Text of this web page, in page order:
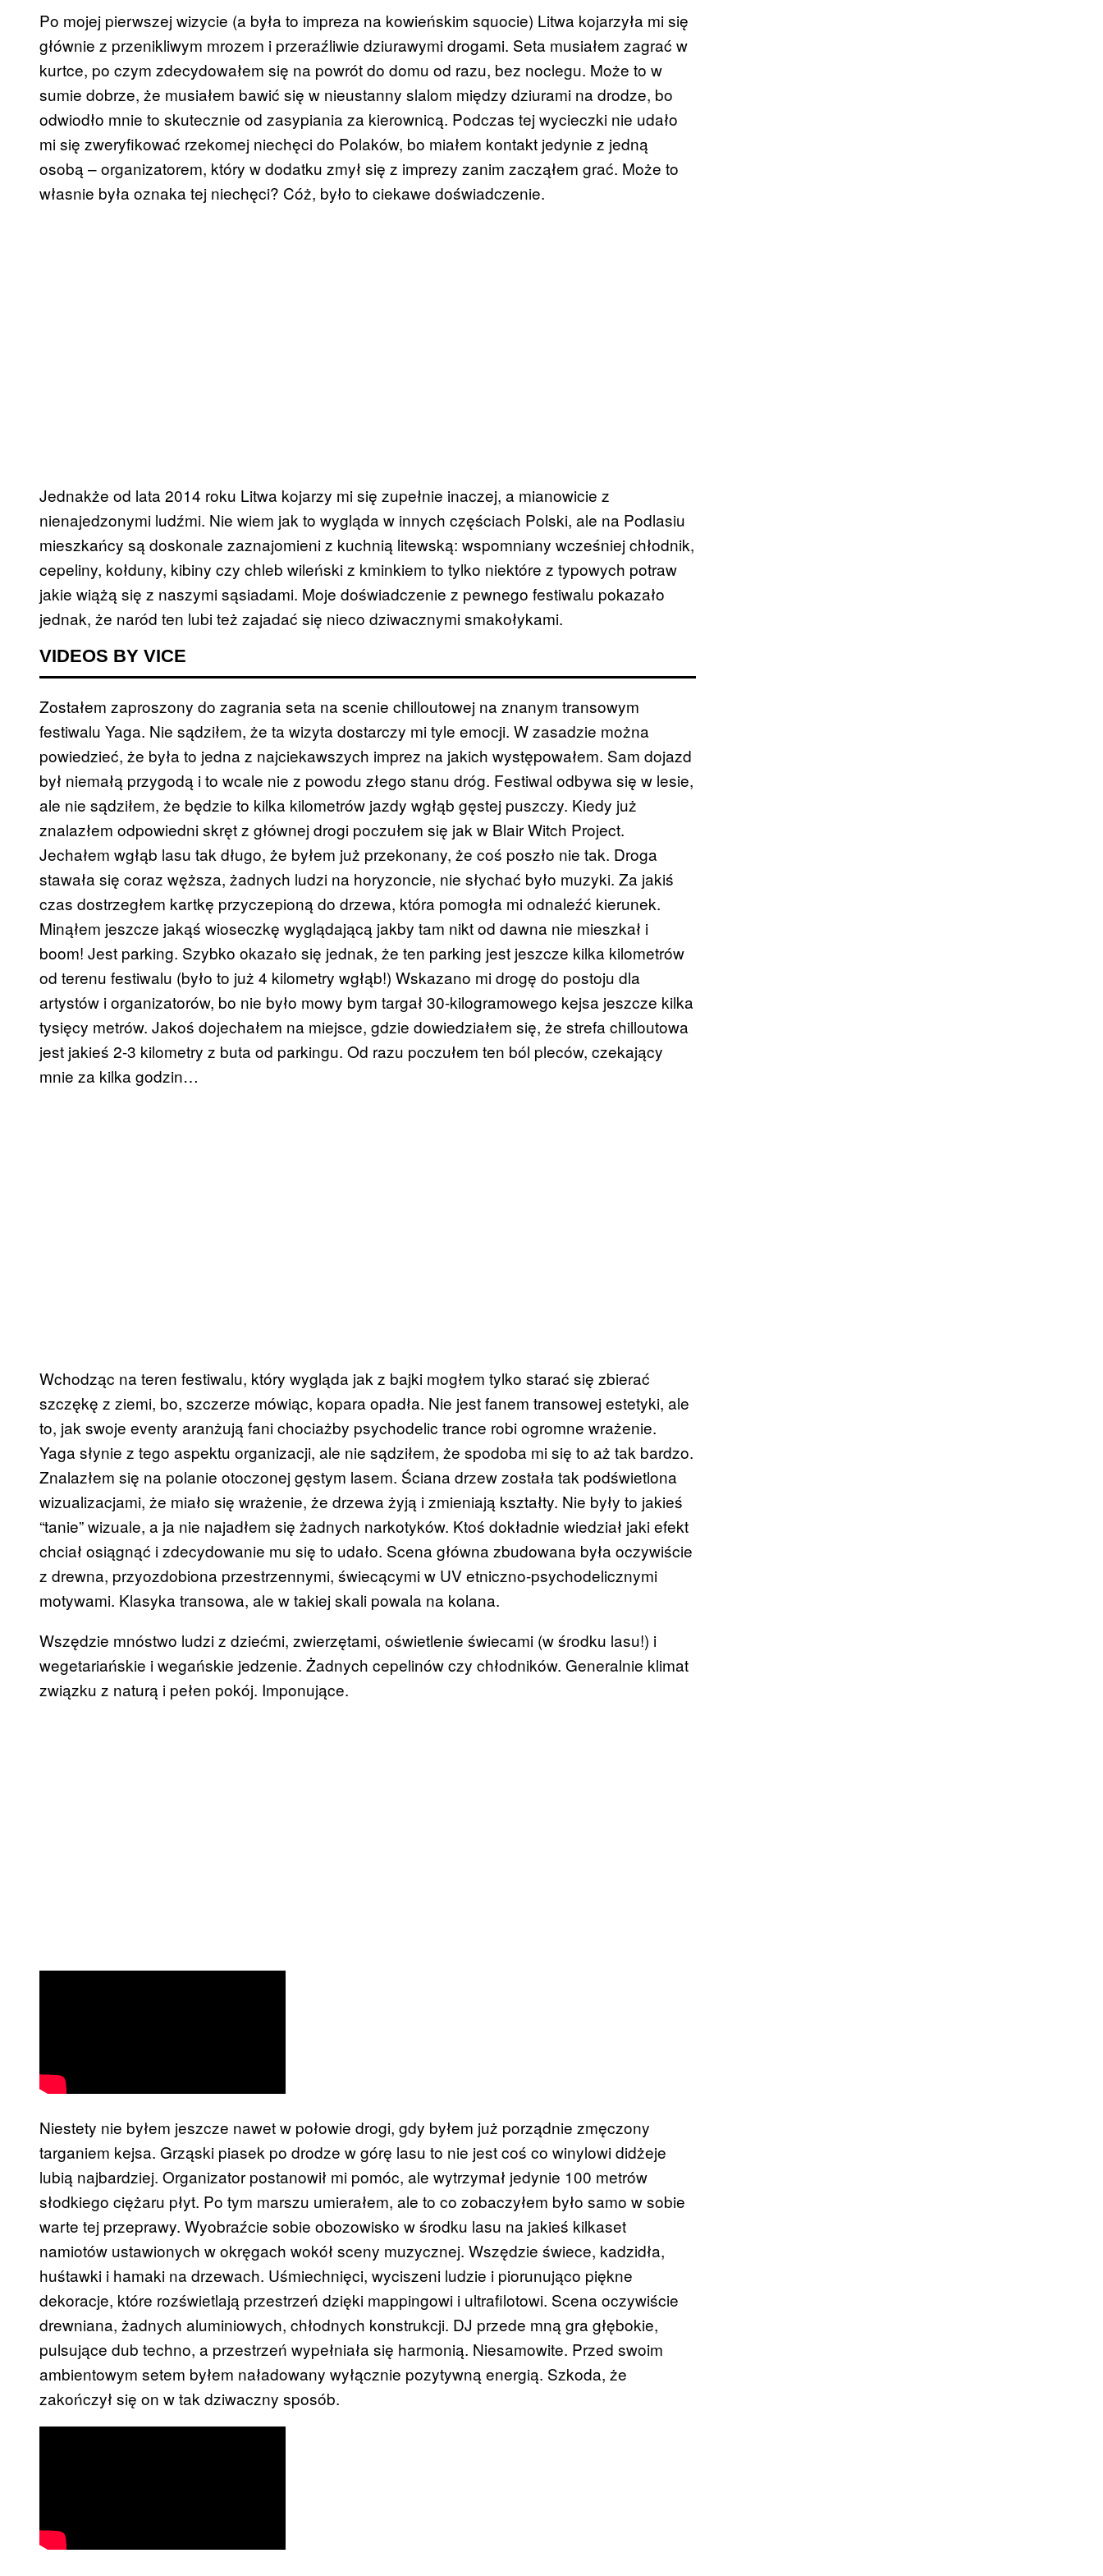
Po mojej pierwszej wizycie (a była to impreza na kowieńskim squocie) Litwa kojarzyła mi się
głównie z przenikliwym mrozem i przeraźliwie dziurawymi drogami. Seta musiałem zagrać w
kurtce, po czym zdecydowałem się na powrót do domu od razu, bez noclegu. Może to w
sumie dobrze, że musiałem bawić się w nieustanny slalom między dziurami na drodze, bo
odwiodło mnie to skutecznie od zasypiania za kierownicą. Podczas tej wycieczki nie udało
mi się zweryfikować rzekomej niechęci do Polaków, bo miałem kontakt jedynie z jedną
osobą – organizatorem, który w dodatku zmył się z imprezy zanim zacząłem grać. Może to
własnie była oznaka tej niechęci? Cóż, było to ciekawe doświadczenie.
Jednakże od lata 2014 roku Litwa kojarzy mi się zupełnie inaczej, a mianowicie z
nienajedzonymi ludźmi. Nie wiem jak to wygląda w innych częściach Polski, ale na Podlasiu
mieszkańcy są doskonale zaznajomieni z kuchnią litewską: wspomniany wcześniej chłodnik,
cepeliny, kołduny, kibiny czy chleb wileński z kminkiem to tylko niektóre z typowych potraw
jakie wiążą się z naszymi sąsiadami. Moje doświadczenie z pewnego festiwalu pokazało
jednak, że naród ten lubi też zajadać się nieco dziwacznymi smakołykami.
VIDEOS BY VICE
Zostałem zaproszony do zagrania seta na scenie chilloutowej na znanym transowym
festiwalu Yaga. Nie sądziłem, że ta wizyta dostarczy mi tyle emocji. W zasadzie można
powiedzieć, że była to jedna z najciekawszych imprez na jakich występowałem. Sam dojazd
był niemałą przygodą i to wcale nie z powodu złego stanu dróg. Festiwal odbywa się w lesie,
ale nie sądziłem, że będzie to kilka kilometrów jazdy wgłąb gęstej puszczy. Kiedy już
znalazłem odpowiedni skręt z głównej drogi poczułem się jak w Blair Witch Project.
Jechałem wgłąb lasu tak długo, że byłem już przekonany, że coś poszło nie tak. Droga
stawała się coraz węższa, żadnych ludzi na horyzoncie, nie słychać było muzyki. Za jakiś
czas dostrzegłem kartkę przyczepioną do drzewa, która pomogła mi odnaleźć kierunek.
Minąłem jeszcze jakąś wioseczkę wyglądającą jakby tam nikt od dawna nie mieszkał i
boom! Jest parking. Szybko okazało się jednak, że ten parking jest jeszcze kilka kilometrów
od terenu festiwalu (było to już 4 kilometry wgłąb!) Wskazano mi drogę do postoju dla
artystów i organizatorów, bo nie było mowy bym targał 30-kilogramowego kejsa jeszcze kilka
tysięcy metrów. Jakoś dojechałem na miejsce, gdzie dowiedziałem się, że strefa chilloutowa
jest jakieś 2-3 kilometry z buta od parkingu. Od razu poczułem ten ból pleców, czekający
mnie za kilka godzin…
Wchodząc na teren festiwalu, który wygląda jak z bajki mogłem tylko starać się zbierać
szczękę z ziemi, bo, szczerze mówiąc, kopara opadła. Nie jest fanem transowej estetyki, ale
to, jak swoje eventy aranżują fani chociażby psychodelic trance robi ogromne wrażenie.
Yaga słynie z tego aspektu organizacji, ale nie sądziłem, że spodoba mi się to aż tak bardzo.
Znalazłem się na polanie otoczonej gęstym lasem. Ściana drzew została tak podświetlona
wizualizacjami, że miało się wrażenie, że drzewa żyją i zmieniają kształty. Nie były to jakieś
“tanie” wizuale, a ja nie najadłem się żadnych narkotyków. Ktoś dokładnie wiedział jaki efekt
chciał osiągnąć i zdecydowanie mu się to udało. Scena główna zbudowana była oczywiście
z drewna, przyozdobiona przestrzennymi, świecącymi w UV etniczno-psychodelicznymi
motywami. Klasyka transowa, ale w takiej skali powala na kolana.
Wszędzie mnóstwo ludzi z dziećmi, zwierzętami, oświetlenie świecami (w środku lasu!) i
wegetariańskie i wegańskie jedzenie. Żadnych cepelinów czy chłodników. Generalnie klimat
związku z naturą i pełen pokój. Imponujące.
Niestety nie byłem jeszcze nawet w połowie drogi, gdy byłem już porządnie zmęczony
targaniem kejsa. Grząski piasek po drodze w górę lasu to nie jest coś co winylowi didżeje
lubią najbardziej. Organizator postanowił mi pomóc, ale wytrzymał jedynie 100 metrów
słodkiego ciężaru płyt. Po tym marszu umierałem, ale to co zobaczyłem było samo w sobie
warte tej przeprawy. Wyobraźcie sobie obozowisko w środku lasu na jakieś kilkaset
namiotów ustawionych w okręgach wokół sceny muzycznej. Wszędzie świece, kadzidła,
huśtawki i hamaki na drzewach. Uśmiechnięci, wyciszeni ludzie i piorunująco piękne
dekoracje, które rozświetlają przestrzeń dzięki mappingowi i ultrafilotowi. Scena oczywiście
drewniana, żadnych aluminiowych, chłodnych konstrukcji. DJ przede mną gra głębokie,
pulsujące dub techno, a przestrzeń wypełniała się harmonią. Niesamowite. Przed swoim
ambientowym setem byłem naładowany wyłącznie pozytywną energią. Szkoda, że
zakończył się on w tak dziwaczny sposób.